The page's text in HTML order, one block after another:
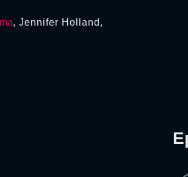
, Jennifer Holland,